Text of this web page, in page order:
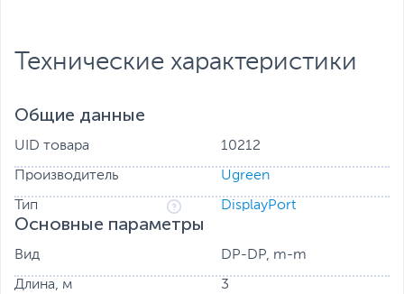
Технические характеристики
Общие данные
UID товара 10212
Производитель Ugreen
Тип DisplayPort
Основные параметры
Вид DP-DP, m-m
Длина, м 3